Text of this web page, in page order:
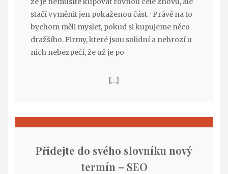
stačí vyměnit jen pokaženou část. · Právě na to
bychom měli myslet, pokud si kupujeme něco
dražšího. Firmy, které jsou solidní a nehrozí u
nich nebezpečí, že už je po
[…]
Přidejte do svého slovníku nový
termín – SEO